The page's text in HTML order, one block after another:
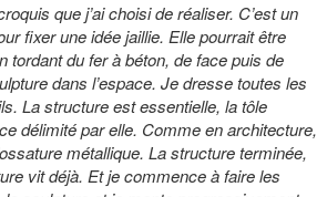
que j’ai choisi de réaliser. C’est un
fixer une idée jaillie. Elle pourrait être
du fer à béton, de face puis de
dans l’espace. Je dresse toutes les
La structure est essentielle, la tôle
délimité par elle. Comme en architecture,
métallique. La structure terminée,
vit déjà. Et je commence à faire les